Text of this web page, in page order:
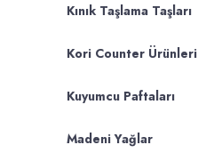
Kınık Taşlama Taşları
Kori Counter Ürünleri
Kuyumcu Paftaları
Madeni Yağlar